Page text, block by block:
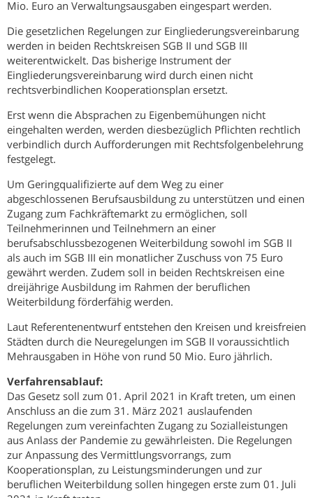
Mio. Euro an Verwaltungsausgaben eingespart werden.
Die gesetzlichen Regelungen zur Eingliederungsvereinbarung
werden in beiden Rechtskreisen SGB II und SGB III
weiterentwickelt. Das bisherige Instrument der
Eingliederungsvereinbarung wird durch einen nicht
rechtsverbindlichen Kooperationsplan ersetzt.
Erst wenn die Absprachen zu Eigenbemühungen nicht
eingehalten werden, werden diesbezüglich Pflichten rechtlich
verbindlich durch Aufforderungen mit Rechtsfolgenbelehrung
festgelegt.
Um Geringqualifizierte auf dem Weg zu einer
abgeschlossenen Berufsausbildung zu unterstützen und einen
Zugang zum Fachkräftemarkt zu ermöglichen, soll
Teilnehmerinnen und Teilnehmern an einer
berufsabschlussbezogenen Weiterbildung sowohl im SGB II
als auch im SGB III ein monatlicher Zuschuss von 75 Euro
gewährt werden. Zudem soll in beiden Rechtskreisen eine
dreijährige Ausbildung im Rahmen der beruflichen
Weiterbildung förderfähig werden.
Laut Referentenentwurf entstehen den Kreisen und kreisfreien
Städten durch die Neuregelungen im SGB II voraussichtlich
Mehrausgaben in Höhe von rund 50 Mio. Euro jährlich.
Verfahrensablauf:
Das Gesetz soll zum 01. April 2021 in Kraft treten, um einen
Anschluss an die zum 31. März 2021 auslaufenden
Regelungen zum vereinfachten Zugang zu Sozialleistungen
aus Anlass der Pandemie zu gewährleisten. Die Regelungen
zur Anpassung des Vermittlungsvorrangs, zum
Kooperationsplan, zu Leistungsminderungen und zur
beruflichen Weiterbildung sollen hingegen erste zum 01. Juli